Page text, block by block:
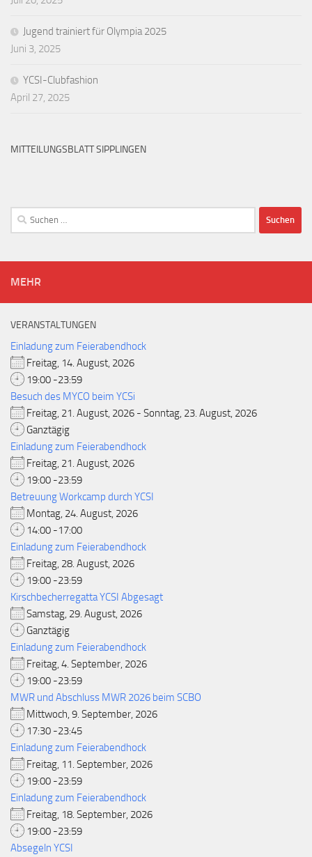
Jugend trainiert für Olympia 2025
Juni 3, 2025
YCSI-Clubfashion
April 27, 2025
MITTEILUNGSBLATT SIPPLINGEN
Suchen
nach:
MEHR
VERANSTALTUNGEN
Einladung zum Feierabendhock
Freitag, 14. August, 2026
19:00 -23:59
Besuch des MYCO beim YCSi
Freitag, 21. August, 2026 - Sonntag, 23. August, 2026
Ganztägig
Einladung zum Feierabendhock
Freitag, 21. August, 2026
19:00 -23:59
Betreuung Workcamp durch YCSI
Montag, 24. August, 2026
14:00 -17:00
Einladung zum Feierabendhock
Freitag, 28. August, 2026
19:00 -23:59
Kirschbecherregatta YCSI Abgesagt
Samstag, 29. August, 2026
Ganztägig
Einladung zum Feierabendhock
Freitag, 4. September, 2026
19:00 -23:59
MWR und Abschluss MWR 2026 beim SCBO
Mittwoch, 9. September, 2026
17:30 -23:45
Einladung zum Feierabendhock
Freitag, 11. September, 2026
19:00 -23:59
Einladung zum Feierabendhock
Freitag, 18. September, 2026
19:00 -23:59
Absegeln YCSI